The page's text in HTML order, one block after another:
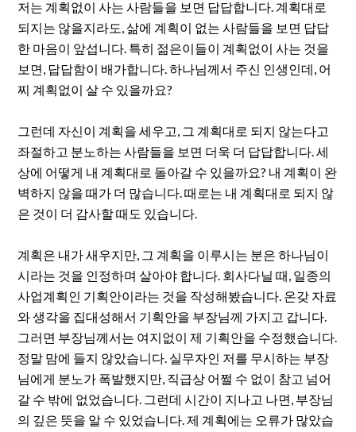
저는 계획없이 사는 사람들을 보면 답답합니다. 계획대로
되지는 않을지라도, 삶에 계획이 없는 사람들을 보면 답답
한 마음이 앞섭니다. 특히 젊은이들이 계획없이 사는 것을
보면, 답답함이 배가합니다. 하나님께서 주신 인생인데, 어
찌 계획없이 살 수 있을까요?
그런데 자신이 계획을 세우고, 그 계획대로 되지 않는다고
좌절하고 분노하는 사람들을 보면 더욱 더 답답합니다. 세
상에 어떻게 내 계획대로 돌아갈 수 있을까요? 내 계획이 완
벽하지 않을 때가 더 많습니다. 때로는 내 계획대로 되지 않
은 것이 더 감사할 때도 있습니다.
계획은 내가 새우지만, 그 계획을 이루시는 분은 하나님이
시라는 것을 인정하며 살아야 합니다. 회사다닐 때, 일종의
사업계획인 기획안이라는 것을 작성해봤습니다. 온갖 자료
와 생각을 집대성해서 기획안을 부장님께 가지고 갑니다.
그러면 부장님께서는 여지없이 제 기획안을 수정했습니다.
정말 맘에 들지 않았습니다. 실무자인 저를 무시하는 부장
님에게 분노가 폭발했지만, 직급상 어쩔 수 없이 참고 넘어
갈 수 밖에 없었습니다. 그런데 시간이 지나고 나면, 부장님
의 깊은 뜻을 알 수 있었습니다. 제 계획에는 오류가 많았습